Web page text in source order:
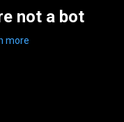
not a bot
more